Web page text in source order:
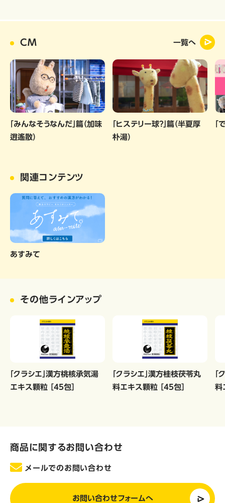
CM 一覧へ
「みんなそうなんだ」篇（加味
逍遙散）
「ヒステリー球？」篇（半夏厚
朴湯）
関連コンテンツ
あすみて
その他ラインアップ
「クラシエ」漢方桃核承気湯
エキス顆粒 ［45包］
「クラシエ」漢方桂枝茯苓丸
料エキス顆粒 ［45包］
料
商品に関するお問い合わせ
メールでのお問い合わせ
お問い合わせフォームへ